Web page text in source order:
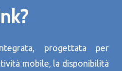
progettata per
mobile, la disponibilità